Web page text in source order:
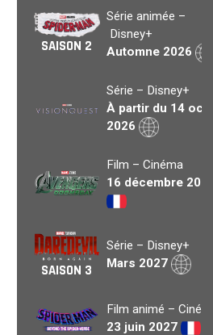
SAISON 2
Série animée –
Disney+
Automne 2026
Série – Disney+
À partir du 14 oct.
2026
Film – Cinéma
16 décembre 2026
SAISON 3
Série – Disney+
Mars 2027
Film animé – Cinéma
23 juin 2027